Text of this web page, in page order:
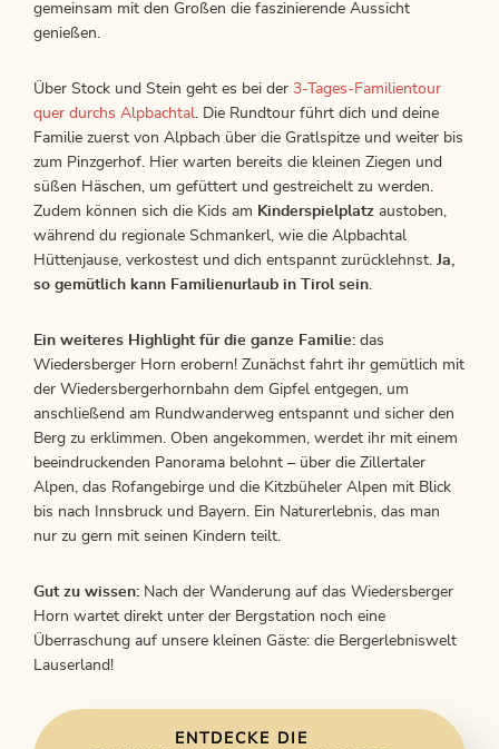
gemeinsam mit den Großen die faszinierende Aussicht
genießen.
Über Stock und Stein geht es bei der 3-Tages-Familientour
quer durchs Alpbachtal. Die Rundtour führt dich und deine
Familie zuerst von Alpbach über die Gratlspitze und weiter bis
zum Pinzgerhof. Hier warten bereits die kleinen Ziegen und
süßen Häschen, um gefüttert und gestreichelt zu werden.
Zudem können sich die Kids am Kinderspielplatz austoben,
während du regionale Schmankerl, wie die Alpbachtal
Hüttenjause, verkostest und dich entspannt zurücklehnst. Ja,
so gemütlich kann Familienurlaub in Tirol sein.
Ein weiteres Highlight für die ganze Familie: das
Wiedersberger Horn erobern! Zunächst fahrt ihr gemütlich mit
der Wiedersbergerhornbahn dem Gipfel entgegen, um
anschließend am Rundwanderweg entspannt und sicher den
Berg zu erklimmen. Oben angekommen, werdet ihr mit einem
beeindruckenden Panorama belohnt – über die Zillertaler
Alpen, das Rofangebirge und die Kitzbüheler Alpen mit Blick
bis nach Innsbruck und Bayern. Ein Naturerlebnis, das man
nur zu gern mit seinen Kindern teilt.
Gut zu wissen: Nach der Wanderung auf das Wiedersberger
Horn wartet direkt unter der Bergstation noch eine
Überraschung auf unsere kleinen Gäste: die Bergerlebniswelt
Lauserland!
ENTDECKE DIE